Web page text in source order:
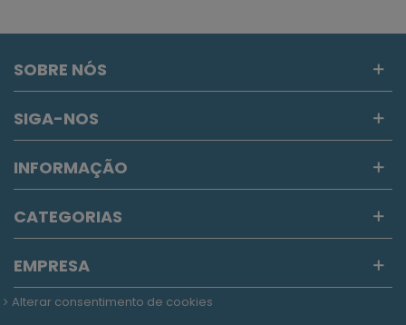
SOBRE NÓS
SIGA-NOS
INFORMAÇÃO
CATEGORIAS
EMPRESA
Alterar consentimento de cookies